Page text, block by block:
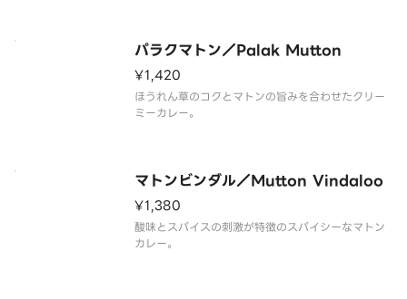
パラクマトン／Palak Mutton
¥1,420
ほうれん草のコクとマトンの旨みを合わせたクリー
ミーカレー。
マトンビンダル／Mutton Vindaloo
¥1,380
酸味とスパイスの刺激が特徴のスパイシーなマトン
カレー。